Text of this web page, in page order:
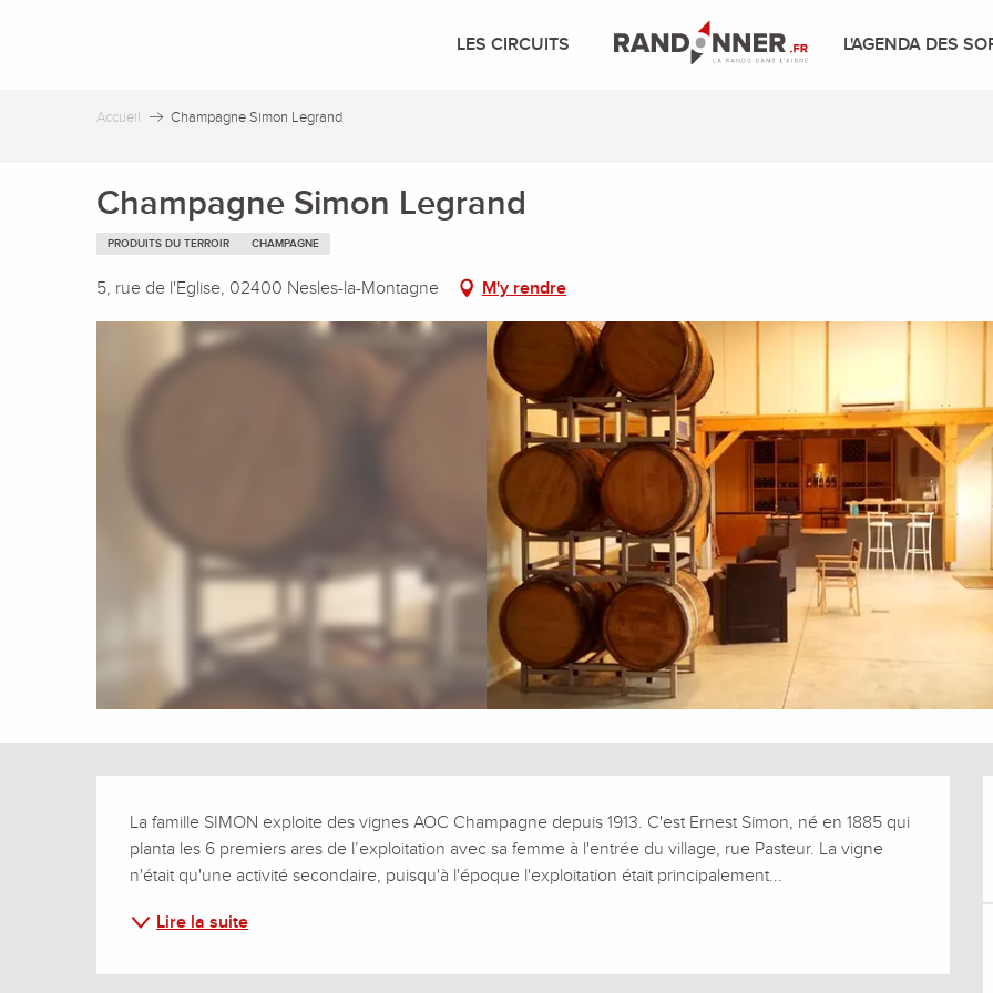
LES CIRCUITS L'AGENDA DES
Accueil Champagne Simon Legrand
Champagne Simon Legrand
PRODUITS DU TERROIR CHAMPAGNE
5, rue de l'Eglise, 02400 Nesles-la-Montagne M'y rendre
Description
La famille SIMON exploite des vignes AOC Champagne depuis 1913. C'est Ernest Simon, né en 1885 qui
planta les 6 premiers ares de l’exploitation avec sa femme à l'entrée du village, rue Pasteur. La vigne
n'était qu'une activité secondaire, puisqu'à l'époque l'exploitation était principalement...
Lire la suite